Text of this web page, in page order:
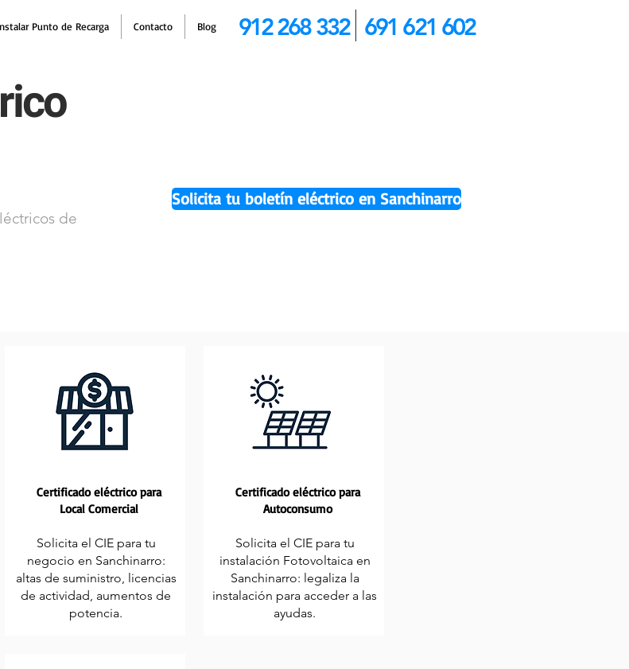
Punto de Recarga Contacto Blog 912 268 332 691 621 602
de
Solicita tu boletín eléctrico en Sanchinarro
Certificado eléctrico para
Local Comercial
Solicita el CIE para tu
negocio en Sanchinarro:
altas de suministro, licencias
de actividad, aumentos de
potencia.
Certificado eléctrico para
Autoconsumo
Solicita el CIE para tu
instalación Fotovoltaica en
Sanchinarro: legaliza la
instalación para acceder a las
ayudas.